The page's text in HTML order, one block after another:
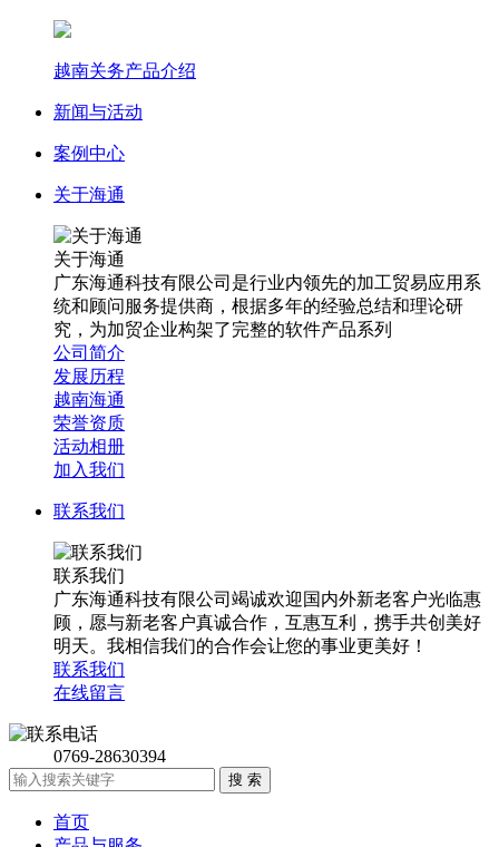
越南关务产品介绍
新闻与活动
案例中心
关于海通
关于海通
广东海通科技有限公司是行业内领先的加工贸易应用系
统和顾问服务提供商，根据多年的经验总结和理论研
究，为加贸企业构架了完整的软件产品系列
公司简介
发展历程
越南海通
荣誉资质
活动相册
加入我们
联系我们
联系我们
广东海通科技有限公司竭诚欢迎国内外新老客户光临惠
顾，愿与新老客户真诚合作，互惠互利，携手共创美好
明天。我相信我们的合作会让您的事业更美好！
联系我们
在线留言
0769-28630394
首页